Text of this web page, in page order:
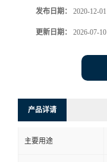
发布日期： 2020-12-01
更新日期： 2026-07-10
产品详请
主要用途